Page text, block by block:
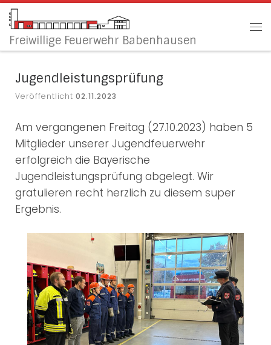
Zum Inhalt springen
Freiwillige Feuerwehr Babenhausen
Jugendleistungsprüfung
Veröffentlicht 02.11.2023
Am vergangenen Freitag (27.10.2023) haben 5
Mitglieder unserer Jugendfeuerwehr
erfolgreich die Bayerische
Jugendleistungsprüfung abgelegt. Wir
gratulieren recht herzlich zu diesem super
Ergebnis.